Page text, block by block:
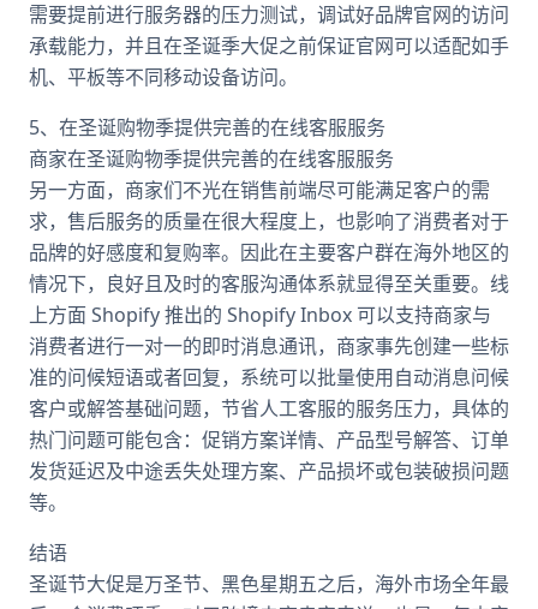
需要提前进行服务器的压力测试，调试好品牌官网的访问
承载能力，并且在圣诞季大促之前保证官网可以适配如手
机、平板等不同移动设备访问。
5、在圣诞购物季提供完善的在线客服服务
商家在圣诞购物季提供完善的在线客服服务
另一方面，商家们不光在销售前端尽可能满足客户的需
求，售后服务的质量在很大程度上，也影响了消费者对于
品牌的好感度和复购率。因此在主要客户群在海外地区的
情况下，良好且及时的客服沟通体系就显得至关重要。线
上方面 Shopify 推出的 Shopify Inbox 可以支持商家与
消费者进行一对一的即时消息通讯，商家事先创建一些标
准的问候短语或者回复，系统可以批量使用自动消息问候
客户或解答基础问题，节省人工客服的服务压力，具体的
热门问题可能包含：促销方案详情、产品型号解答、订单
发货延迟及中途丢失处理方案、产品损坏或包装破损问题
等。
结语
圣诞节大促是万圣节、黑色星期五之后，海外市场全年最